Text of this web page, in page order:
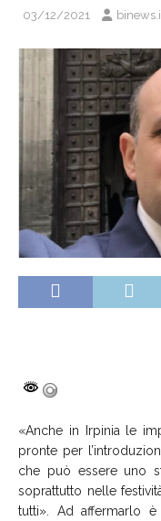
03/12/2021
«Anche in Irpinia le
pronte per
che può essere uno
soprattutto nelle
tutti». Ad affermarlo è